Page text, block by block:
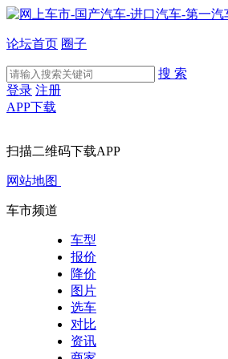
论坛首页 圈子
搜 索
登录 注册
APP下载
扫描二维码下载APP
网站地图
车市频道
车型
报价
降价
图片
选车
对比
资讯